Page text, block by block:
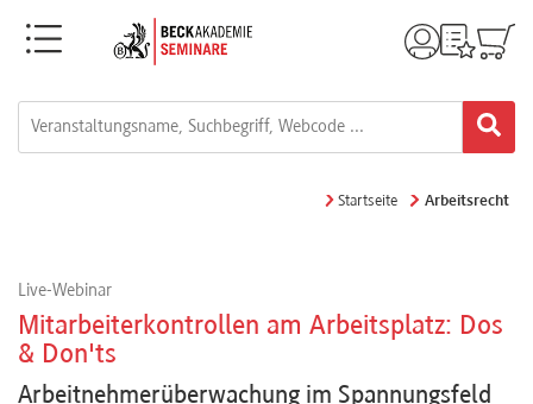
Menü
Webinare
Startseite Arbeitsrecht
Live-Webinar
Mitarbeiterkontrollen am Arbeitsplatz: Dos
& Don'ts
Arbeitnehmerüberwachung im Spannungsfeld